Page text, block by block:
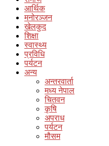
आर्थिक
मनोरञ्जन
खेलकुद
शिक्षा
स्वास्थ्य
प्रविधि
पर्यटन
अन्य
अन्तरवार्ता
मध्य नेपाल
चितवन
कृषि
अपराध
पर्यटन
मौसम